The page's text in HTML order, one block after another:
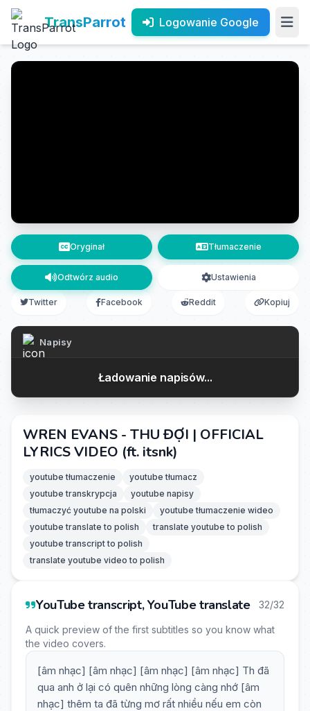
TransParrot Logowanie Google
Oryginał Tłumaczenie
Odtwórz audio Ustawienia
Twitter Facebook Reddit Kopiuj
Napisy
Ładowanie napisów...
WREN EVANS - THU ĐỢI | OFFICIAL
LYRICS VIDEO (ft. itsnk)
youtube tłumaczenie
youtube tłumacz
youtube transkrypcja
youtube napisy
tłumaczyć youtube na polski
youtube tłumaczenie wideo
youtube translate to polish
translate youtube to polish
youtube transcript to polish
translate youtube video to polish
YouTube transcript, YouTube translate 32/32
A quick preview of the first subtitles so you know what
the video covers.
[âm nhạc] [âm nhạc] [âm nhạc] [âm nhạc] Th đã
qua anh ở lại có quên những lòng càng nhớ [âm
nhạc] thêm ta đã từng mơ rất nhiều nếu em còn